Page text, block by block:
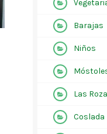
Barajas
Niños
Las
Coslada